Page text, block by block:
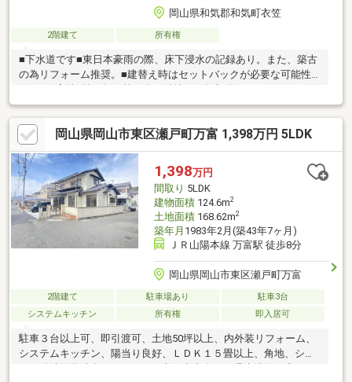
岡山県和気郡和気町衣笠
2階建て 所有権
■下水道です■東日本豪雨の際、床下浸水の記録あり。また、築古
の為リフォーム推奨。■建替え時はセットバックが必要な可能性
岡山県岡山市東区瀬戸町万富 1,398万円 5LDK
1,398万円
間取り 5LDK
建物面積124.6m2
土地面積168.62m2
築年月 1983年2月(築43年7ヶ月)
ＪＲ山陽本線 万富駅 徒歩8分
岡山県岡山市東区瀬戸町万富
2階建て 駐車場あり
駐車3台
システムキッチン
所有権 即入居可
駐車３台以上可、即引渡可、土地50坪以上、内外装リフォーム、
システムキッチン、陽当り良好、ＬＤＫ１５畳以上、角地、シャ
ワー付洗面化粧台、トイレ２ヶ所、東南向き、温水洗浄便座、Ｔ